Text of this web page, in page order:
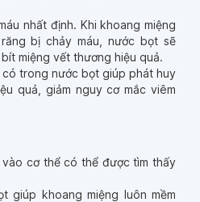
nhất định. Khi khoang miệng
bị chảy máu, nước bọt sẽ
miệng vết thương hiệu quả.
trong nước bọt giúp phát huy
quả, giảm nguy cơ mắc viêm
cơ thể có thể được tìm thấy
giúp khoang miệng luôn mềm